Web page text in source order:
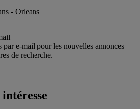
- Orleans
par e-mail pour les nouvelles annonces
de recherche.